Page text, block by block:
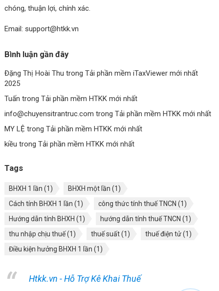
chóng, thuận lợi, chính xác.
Email: support@htkk.vn
Bình luận gần đây
Đặng Thị Hoài Thu trong Tải phần mềm iTaxViewer mới nhất
2025
Tuấn trong Tải phần mềm HTKK mới nhất
info@chuyensitrantruc.com trong Tải phần mềm HTKK mới nhất
MY LỆ trong Tải phần mềm HTKK mới nhất
kiều trong Tải phần mềm HTKK mới nhất
Tags
BHXH 1 lần (1) BHXH một lần (1)
Cách tính BHXH 1 lần (1) công thức tính thuế TNCN (1)
Hướng dẫn tính BHXH (1) hướng dẫn tính thuế TNCN (1)
thu nhập chịu thuế(1) thuế suất(1) thuế điện tử(1)
Điều kiện hưởng BHXH 1 lần (1)
Htkk.vn - Hỗ Trợ Kê Khai Thuế